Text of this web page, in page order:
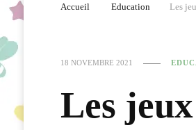
Accueil Education Les
18 NOVEMBRE 2021
Les